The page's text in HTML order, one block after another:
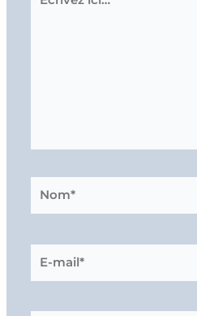
ici…
mail*